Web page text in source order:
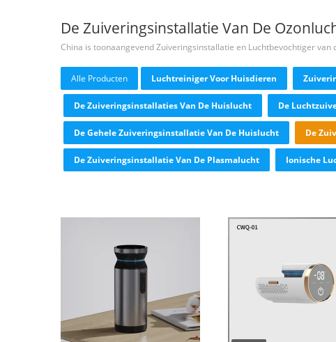
De Zuiveringsinstallatie Van De
China is toonaangevend Zuiveringsinstallatie en Luchtbevochtiger
Alle Producten Luchtreiniger Voor Huisdieren
De Zuiveringsinstallaties Van De Huislucht De
De Gehele Zuiveringsinstallatie Van De Huislucht De
De Zuiveringsinstallatie Van De Plasmalucht Ionische